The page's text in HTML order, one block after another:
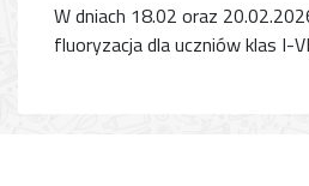
W dniach 18.02 oraz
fluoryzacja dla uczniów klas I-